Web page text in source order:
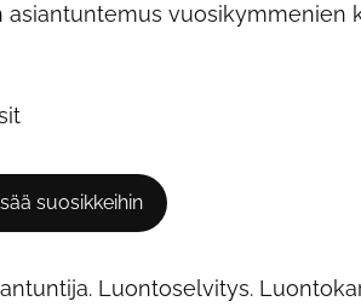
asiantuntemus vuosikymmenien
suosikkeihin
Luontoselvitys.